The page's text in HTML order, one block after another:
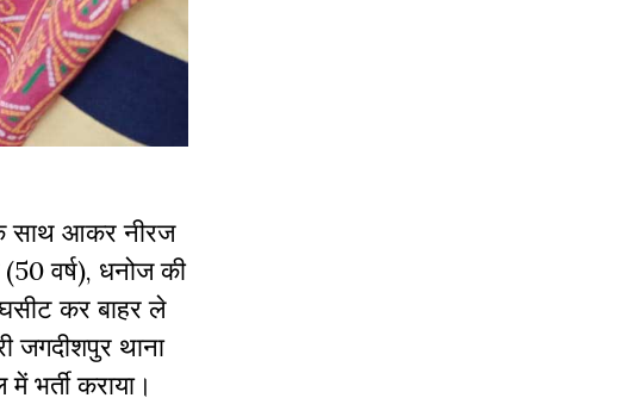
साथ आकर नीरज
(50वर्ष), धनोज की
कर बाहर ले
जगदीशपुर थाना
में भर्ती कराया।